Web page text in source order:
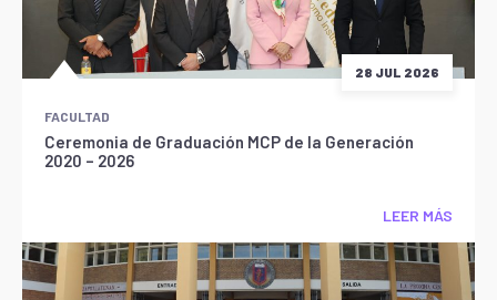
28 JUL 2026
FACULTAD
Ceremonia de Graduación MCP de la Generación
2020 – 2026
LEER MÁS